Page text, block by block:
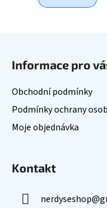
Informace pro
Obchodní podmínky
Podmínky ochrany
Moje objednávka
Kontakt
nerdyseshop@